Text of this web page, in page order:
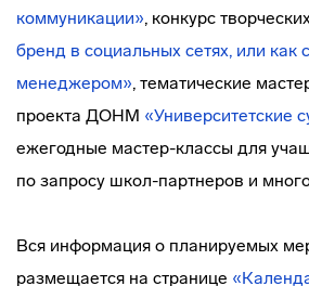
коммуникации», конкурс
бренд в социальных сетях, или как
менеджером», тематические
проекта ДОНМ «Университетские
ежегодные мастер-классы для
по запросу школ-партнеров и
Вся информация о планируемых
размещается на странице